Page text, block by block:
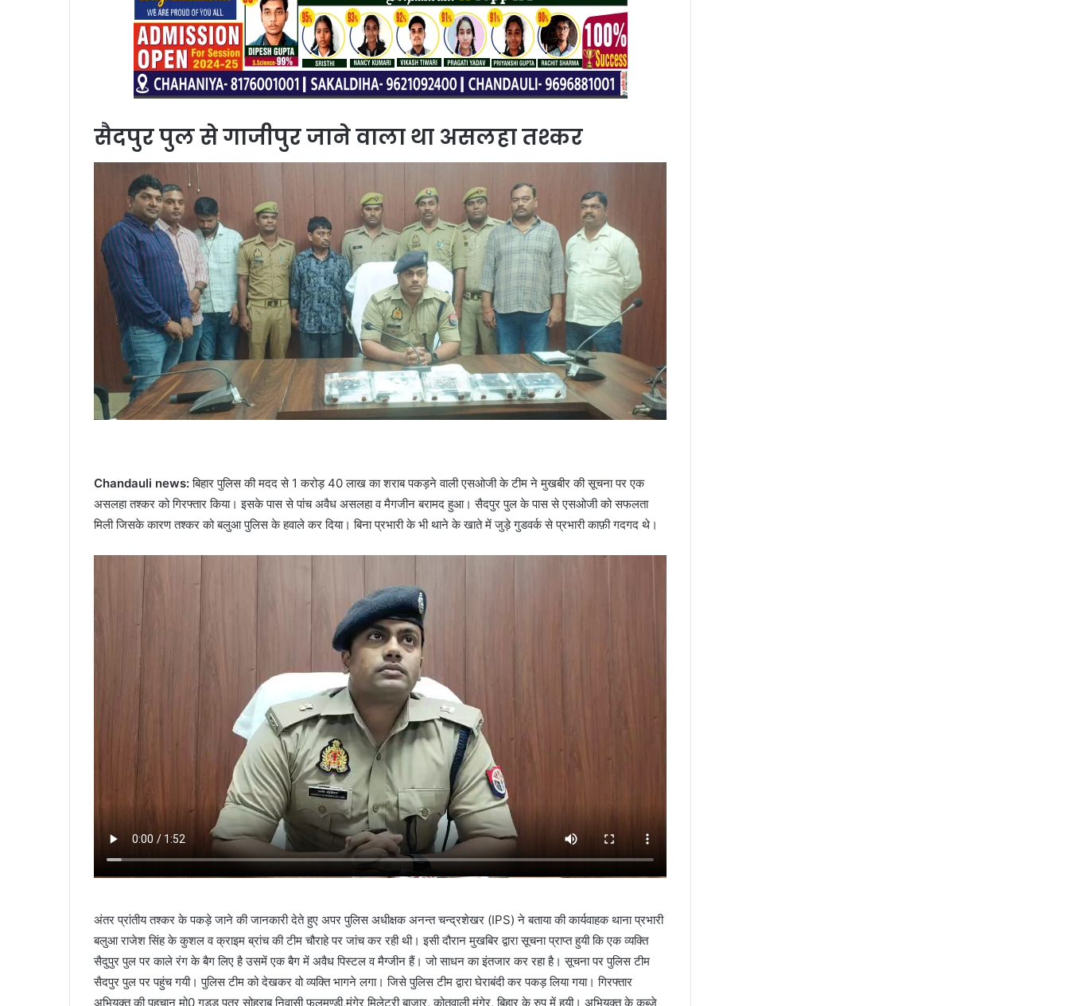
सैदपुर पुल से गाजीपुर जाने वाला था असलहा तश्कर
Chandauli news:बिहार पुलिस की मदद से 1 करोड़ 40 लाख का शराब पकड़ने वाली एसओजी के टीम ने मुखबीर की सूचना पर एक
असलहा तश्कर को गिरफ्तार किया। इसके पास से पांच अवैध असलहा व मैगजीन बरामद हुआ। सैदपुर पुल के पास से एसओजी को सफलता
मिली जिसके कारण तश्कर को बलुआ पुलिस के हवाले कर दिया। बिना प्रभारी के भी थाने के खाते में जुड़े गुडवर्क से प्रभारी काफ़ी गदगद थे।
अंतर प्रांतीय तश्कर के पकड़े जाने की जानकारी देते हुए अपर पुलिस अधीक्षक अनन्त चन्द्रशेखर (IPS) ने बताया की कार्यवाहक थाना प्रभारी
बलुआ राजेश सिंह के कुशल व क्राइम ब्रांच की टीम चौराहे पर जांच कर रही थी। इसी दौरान मुखबिर द्वारा सूचना प्राप्त हुयी कि एक व्यक्ति
सैदुपुर पुल पर काले रंग के बैग लिए है उसमें एक बैग में अवैध पिस्टल व मैग्जीन हैं। जो साधन का इंतजार कर रहा है। सूचना पर पुलिस टीम
सैदपुर पुल पर पहुंच गयी। पुलिस टीम को देखकर वो व्यक्ति भागने लगा। जिसे पुलिस टीम द्वारा घेराबंदी कर पकड़ लिया गया। गिरफ्तार
अभियुक्त की पहचान मो0 गुड्डु पुत्र सोहराब निवासी फलमण्डी,मुंगेर मिलेट्री बाजार, कोतवाली मुंगेर, बिहार के रुप में हुयी। अभियुक्त के कब्जे